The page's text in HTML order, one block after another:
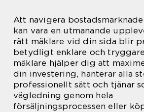
Att navigera
kan vara en utmanande
rätt mäklare vid din sida blir
betydligt enklare och
mäklare hjälper dig att
din investering, hanterar alla
professionellt sätt och tjänar
vägledning genom hela
försäljningsprocessen eller